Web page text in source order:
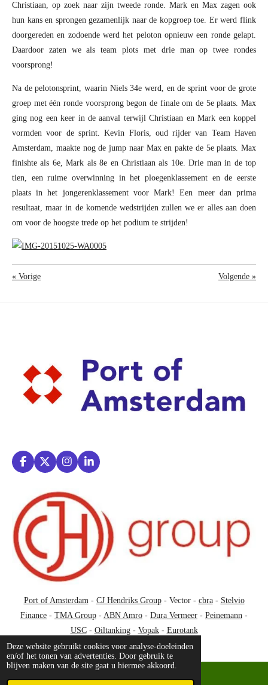
Deze website gebruikt cookies voor analyse-doeleinden
en/of het tonen van advertenties. Door gebruik te
blijven maken van de site gaat u hiermee akkoord.
Christiaan, op zoek naar zijn tweede ronde. Mark en Max zagen ook
hun kans en sprongen gezamenlijk naar de kopgroep toe. Er werd flink
doorgereden en zodoende werd het peloton opnieuw een ronde gelapt.
Daardoor zaten we als team plots met drie man op twee rondes
voorsprong!
Na de pelotonsprint, waarin Niels 34e werd, en de sprint voor de grote
groep met één ronde voorsprong begon de finale om de 5e plaats. Max
ging nog een keer in de aanval terwijl Christiaan en Mark een koppel
vormden voor de sprint. Kevin Floris, oud rijder van Team Haven
Amsterdam, maakte nog de jump naar Max en pakte de 5e plaats. Max
finishte als 6e, Mark als 8e en Christiaan als 10e. Drie man in de top
tien, een ruime overwinning in het ploegenklassement en de eerste
plaats in het jongerenklassement voor Mark! Een meer dan prima
resultaat, maar in de komende wedstrijden zullen we er alles aan doen
om voor de hoogste trede op het podium te strijden!
« Vorige Volgende »
F
a
b
o
o
k
X
I
n
t
a
m
L
i
e
d
Port of Amsterdam- CJ Hendriks Group- Vector - cbra- Stelvio
Finance - TMA Group - ABN Amro - Dura Vermeer - Peinemann -
USC- Oiltanking- Vopak- Eurotank